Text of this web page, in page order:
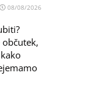
08/08/2026